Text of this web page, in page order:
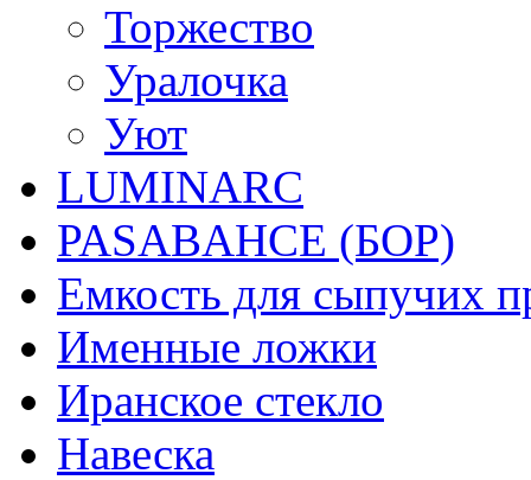
Торжество
Уралочка
Уют
LUMINARC
PASABAHCE (БОР)
Емкость для сыпучих
Именные ложки
Иранское стекло
Навеска